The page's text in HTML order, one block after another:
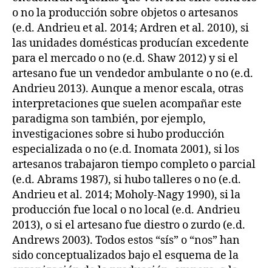
o no la producción sobre objetos o artesanos
(e.d. Andrieu et al. 2014; Ardren et al. 2010), si
las unidades domésticas producían excedente
para el mercado o no (e.d. Shaw 2012) y si el
artesano fue un vendedor ambulante o no (e.d.
Andrieu 2013). Aunque a menor escala, otras
interpretaciones que suelen acompañar este
paradigma son también, por ejemplo,
investigaciones sobre si hubo producción
especializada o no (e.d. Inomata 2001), si los
artesanos trabajaron tiempo completo o parcial
(e.d. Abrams 1987), si hubo talleres o no (e.d.
Andrieu et al. 2014; Moholy-Nagy 1990), si la
producción fue local o no local (e.d. Andrieu
2013), o si el artesano fue diestro o zurdo (e.d.
Andrews 2003). Todos estos “sís” o “nos” han
sido conceptualizados bajo el esquema de la